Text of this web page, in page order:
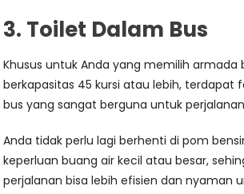
3. Toilet Dalam Bus
Khusus untuk Anda yang memilih armada
berkapasitas 45 kursi atau lebih, terdapat
bus yang sangat berguna untuk
Anda tidak perlu lagi berhenti di pom
keperluan buang air kecil atau besar,
perjalanan bisa lebih efisien dan nyaman